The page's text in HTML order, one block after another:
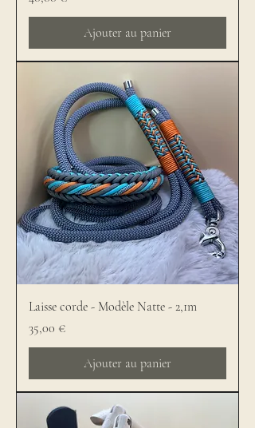
Ajouter au panier
Laisse corde - Modèle Natte - 2,1m
Prix
35,00 €
Ajouter au panier